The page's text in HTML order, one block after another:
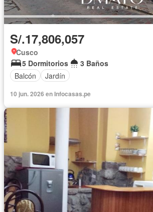
S/.17,806,057
Cusco
5 Dormitorios
3 Baños
Balcón
Jardín
10 jun. 2026 en Infocasas.pe